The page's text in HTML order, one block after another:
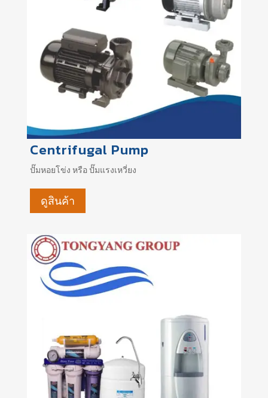
Centrifugal Pump
ปั๊มหอยโข่ง หรือ ปั๊มแรงเหวี่ยง
ดูสินค้า